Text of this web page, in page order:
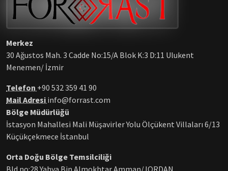
Merkez
30 Ağustos Mah. 3 Cadde No:15/A Blok K:3 D:11 Ulukent
Menemen/ İzmir
Telefon +90 532 359 41 90
Mail Adresi info@forrast.com
Bölge Müdürlüğü
İstasyon Mahallesi Mali Müşavirler Yolu Ölçükent Villaları 6/13
Küçükçekmece İstanbul
Orta Doğu Bölge Temsilciliği